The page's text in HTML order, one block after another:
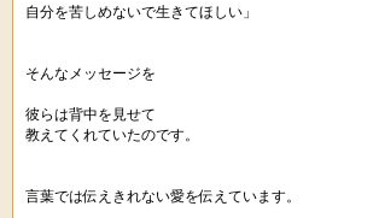
自分を苦しめないで生きてほしい」
そんなメッセージを
彼らは背中を見せて
教えてくれていたのです。
言葉では伝えきれない愛を伝えています。